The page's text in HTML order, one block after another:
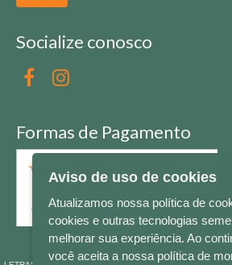
Socialize conosco
Formas de Pagamento
Aviso de uso de cookies
Atualizamos nossa política de
cookies e outras tecnologias
melhorar sua experiência. Ao
você aceita a nossa política de